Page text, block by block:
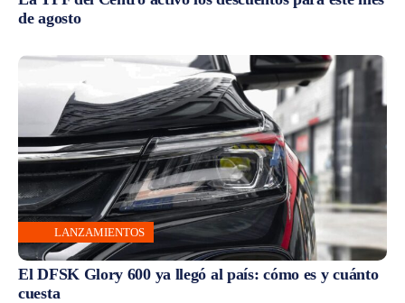
de agosto
LANZAMIENTOS
El DFSK Glory 600 ya llegó al país: cómo es y cuánto
cuesta